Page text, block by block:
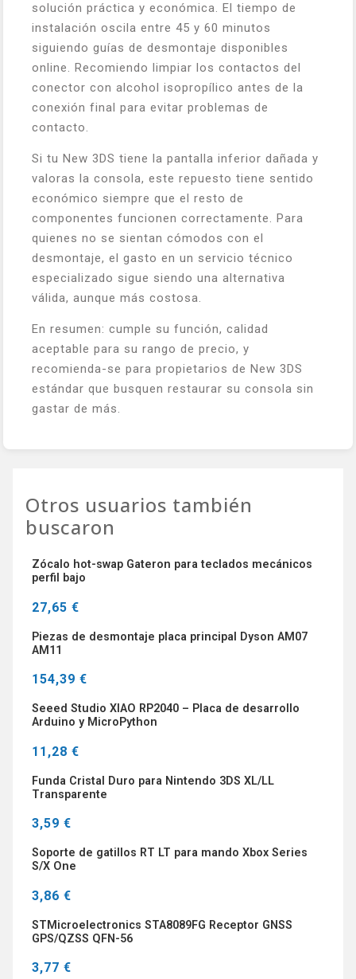
solución práctica y económica. El tiempo de
instalación oscila entre 45 y 60 minutos
siguiendo guías de desmontaje disponibles
online. Recomiendo limpiar los contactos del
conector con alcohol isopropílico antes de la
conexión final para evitar problemas de
contacto.
Si tu New 3DS tiene la pantalla inferior dañada y
valoras la consola, este repuesto tiene sentido
económico siempre que el resto de
componentes funcionen correctamente. Para
quienes no se sientan cómodos con el
desmontaje, el gasto en un servicio técnico
especializado sigue siendo una alternativa
válida, aunque más costosa.
En resumen: cumple su función, calidad
aceptable para su rango de precio, y
recomienda-se para propietarios de New 3DS
estándar que busquen restaurar su consola sin
gastar de más.
Otros usuarios también
buscaron
Zócalo hot-swap Gateron para teclados mecánicos
perfil bajo
27,65 €
Piezas de desmontaje placa principal Dyson AM07
AM11
154,39 €
Seeed Studio XIAO RP2040 – Placa de desarrollo
Arduino y MicroPython
11,28 €
Funda Cristal Duro para Nintendo 3DS XL/LL
Transparente
3,59 €
Soporte de gatillos RT LT para mando Xbox Series
S/X One
3,86 €
STMicroelectronics STA8089FG Receptor GNSS
GPS/QZSS QFN-56
3,77 €